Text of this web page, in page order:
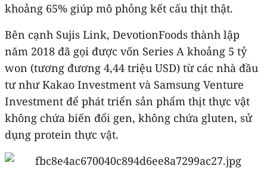
khoảng 65% giúp mô phỏng kết cấu thịt thật.
Bên cạnh Sujis Link, DevotionFoods thành lập
năm 2018 đã gọi được vốn Series A khoảng 5 tỷ
won (tương đương 4,44 triệu USD) từ các nhà đầu
tư như Kakao Investment và Samsung Venture
Investment để phát triển sản phẩm thịt thực vật
không chứa biến đổi gen, không chứa gluten, sử
dụng protein thực vật.